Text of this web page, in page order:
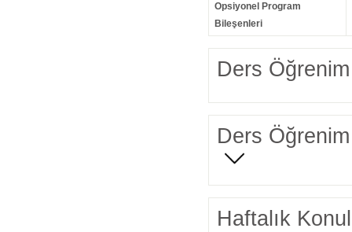
Opsiyonel Program
Bileşenleri
Ders Öğrenim
Ders Öğrenim
Haftalık